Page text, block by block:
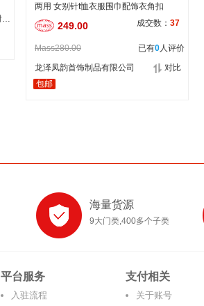
英伦风领花蝴蝶结 领结 裙子胸花衬衫胸针 服装配饰
两用 女别针t恤衣服围巾配饰衣角扣
249.00 成交数： 37
Mass280.00 已有0人评价
龙泽凤韵首饰制品有限公司
对比
包邮
海量货源
9大门类,400多个子类
平台服务
入驻流程
支付相关
关于账号